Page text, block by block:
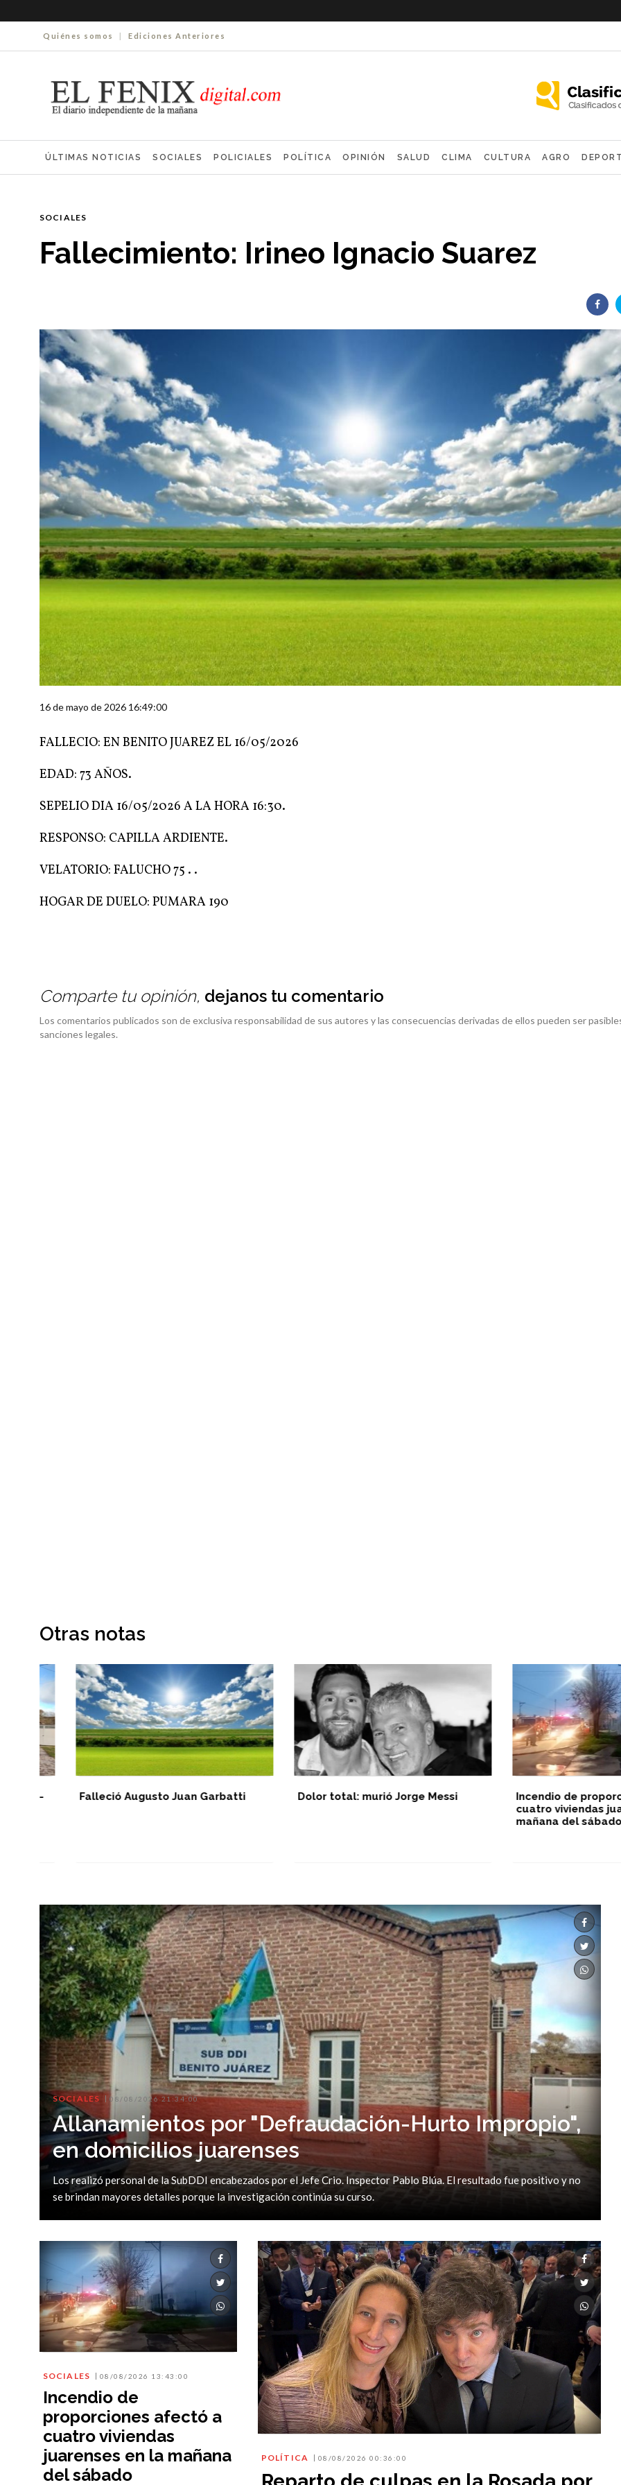
Quiénes somos | Ediciones Anteriores
ÚLTIMAS NOTICIAS SOCIALES POLICIALES POLÍTICA OPINIÓN SALUD CLIMA CULTURA AGRO
SOCIALES
Fallecimiento: Irineo Ignacio Suarez
16 de mayo de 2026 16:49:00
FALLECIO: EN BENITO JUAREZ EL 16/05/2026
EDAD: 73 AÑOS.
SEPELIO DIA 16/05/2026 A LA HORA 16:30.
RESPONSO: CAPILLA ARDIENTE.
VELATORIO: FALUCHO 75 . .
HOGAR DE DUELO: PUMARA 190
Comparte tu opinión, dejanos tu comentario
Los comentarios publicados son de exclusiva responsabilidad de sus autores y las consecuencias derivadas de ellos pueden ser
sanciones legales.
Otras notas
Falleció Augusto Juan Garbatti Dolor total: murió Jorge Messi
Incendio de
cuatro viviendas
mañana del sábado
SOCIALES 08/08/2026 21:34:00
Allanamientos por "Defraudación-Hurto Impropio",
en domicilios juarenses
Los realizó personal de la SubDDI encabezados por el Jefe Crio. Inspector Pablo Blúa. El resultado fue positivo y no
se brindan mayores detalles porque la investigación continúa su curso.
SOCIALES 08/08/2026 13:43:00
Incendio de
proporciones afectó a
cuatro viviendas
juarenses en la mañana
del sábado
POLÍTICA 08/08/2026 00:36:00